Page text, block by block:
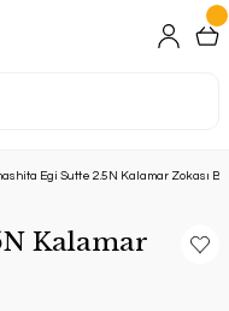
Egi Sutte 2.5N Kalamar Zokası B
Kalamar